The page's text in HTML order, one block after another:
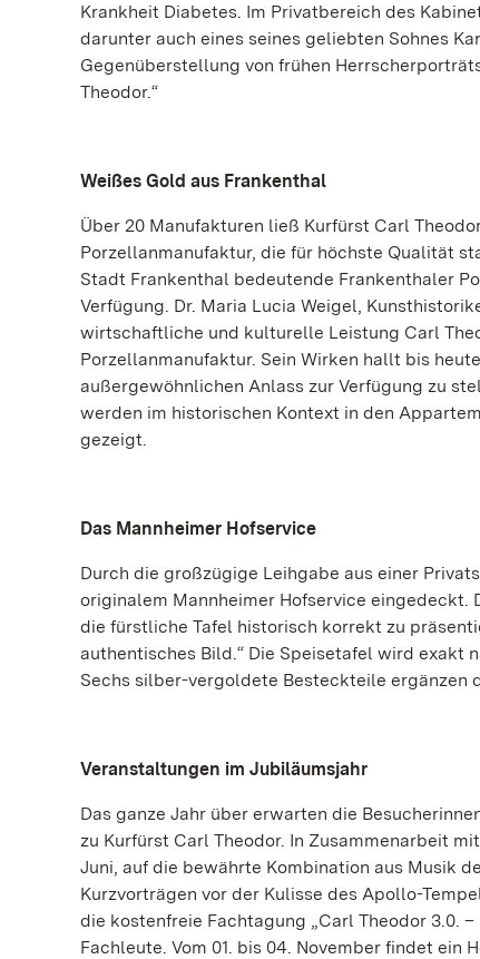
Krankheit Diabetes. Im Privatbereich des
darunter auch eines seines geliebten Sohnes
Gegenüberstellung von frühen
Theodor.“
Weißes Gold aus Frankenthal
Über 20 Manufakturen ließ Kurfürst Carl
Porzellanmanufaktur, die für höchste Qualität
Stadt Frankenthal bedeutende Frankenthaler
Verfügung. Dr. Maria Lucia Weigel,
wirtschaftliche und kulturelle Leistung Carl
Porzellanmanufaktur. Sein Wirken hallt bis
außergewöhnlichen Anlass zur Verfügung zu
werden im historischen Kontext in den
gezeigt.
Das Mannheimer Hofservice
Durch die großzügige Leihgabe aus einer
originalem Mannheimer Hofservice eingedeckt.
die fürstliche Tafel historisch korrekt zu
authentisches Bild.“ Die Speisetafel wird exakt
Sechs silber-vergoldete Besteckteile ergänzen
Veranstaltungen im Jubiläumsjahr
Das ganze Jahr über erwarten die
zu Kurfürst Carl Theodor. In Zusammenarbeit
Juni, auf die bewährte Kombination aus Musik
Kurzvorträgen vor der Kulisse des Apollo-
die kostenfreie Fachtagung „Carl Theodor 3.0.
Fachleute. Vom 01. bis 04. November findet